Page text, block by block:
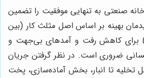
صنعتی به تنهایی موفقیت را تضمین
بهینه بر اساس اصل مثلث کار (بین
برای کاهش رفت و آمدهای بی‌جهت و
ضروری است. در نظر گرفتن جریان
تخلیه تا انبار، بخش آماده‌سازی، پخت